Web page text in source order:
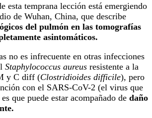
esta temprana lección está emergiendo
de Wuhan, China, que describe
del pulmón en las tomografías
asintomáticos.
no es infrecuente en otras infecciones
Staphylococcus aureus resistente a la
y C diff (Clostridioides difficile), pero
con el SARS-CoV-2 (el virus que
que puede estar acompañado de daño